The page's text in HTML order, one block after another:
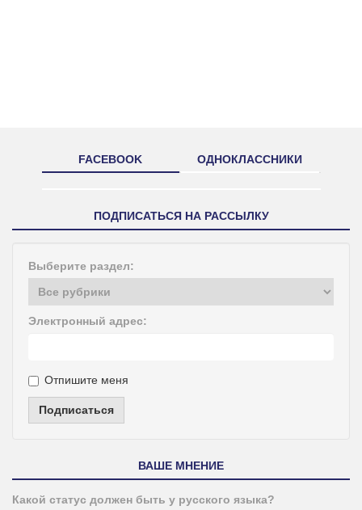
FACEBOOK ОДНОКЛАССНИКИ
ПОДПИСАТЬСЯ НА РАССЫЛКУ
Выберите раздел:
Электронный адрес:
Отпишите меня
Подписаться
ВАШЕ МНЕНИЕ
Какой статус должен быть у русского языка?